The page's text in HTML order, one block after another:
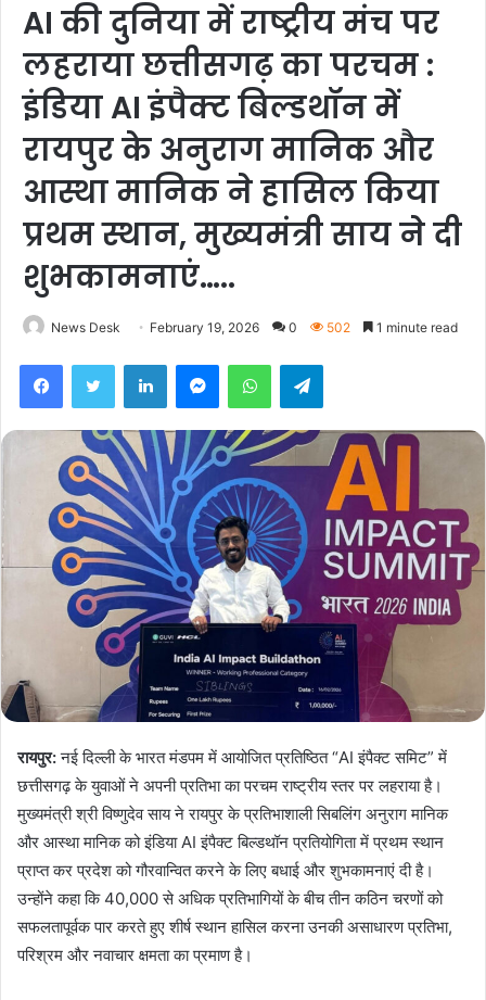
AI की दुनिया में राष्ट्रीय मंच पर
लहराया छत्तीसगढ़ का परचम :
इंडिया AI इंपैक्ट बिल्डथॉन में
रायपुर के अनुराग मानिक और
आस्था मानिक ने हासिल किया
प्रथम स्थान, मुख्यमंत्री साय ने दी
शुभकामनाएं…..
News Desk February 19, 2026 0 502 1 minute read
रायपुर:नई दिल्ली के भारत मंडपम में आयोजित प्रतिष्ठित “AI इंपैक्ट समिट” में
छत्तीसगढ़ के युवाओं ने अपनी प्रतिभा का परचम राष्ट्रीय स्तर पर लहराया है।
मुख्यमंत्री श्री विष्णुदेव साय ने रायपुर के प्रतिभाशाली सिबलिंग अनुराग मानिक
और आस्था मानिक को इंडिया AI इंपैक्ट बिल्डथॉन प्रतियोगिता में प्रथम स्थान
प्राप्त कर प्रदेश को गौरवान्वित करने के लिए बधाई और शुभकामनाएं दी है।
उन्होंने कहा कि 40,000 से अधिक प्रतिभागियों के बीच तीन कठिन चरणों को
सफलतापूर्वक पार करते हुए शीर्ष स्थान हासिल करना उनकी असाधारण प्रतिभा,
परिश्रम और नवाचार क्षमता का प्रमाण है।